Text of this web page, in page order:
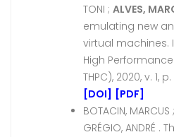
TONI ; ALVES,
emulating new
virtual machines.
High
THPC), 2020, v. 1,
[DOI] [PDF]
BOTACIN, MARCUS ;
GRÉGIO, ANDRÉ